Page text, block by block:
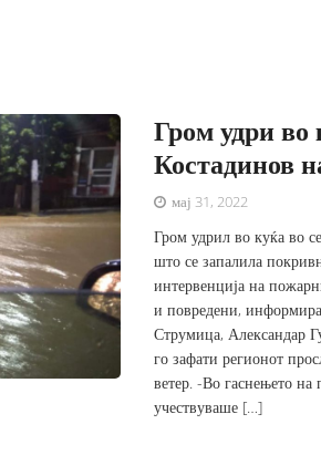
Гром удри
Костадинов
мај 31, 2022
Гром удрил во куќа во
што се запалила
интервенција на
и повредени,
Струмица, Александар
го зафати регионот
ветер. -Во гаснењето на
учествуваше […]